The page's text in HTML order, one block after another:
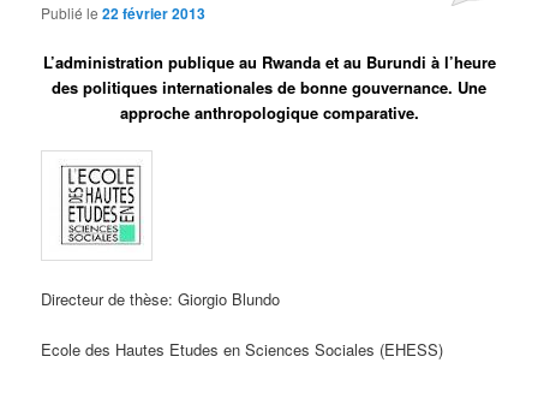
Publié le22 février 2013
L’administration publique au Rwanda et au Burundi à l’heure
des politiques internationales de bonne gouvernance. Une
approche anthropologique comparative.
Directeur de thèse: Giorgio Blundo
Ecole des Hautes Etudes en Sciences Sociales (EHESS)